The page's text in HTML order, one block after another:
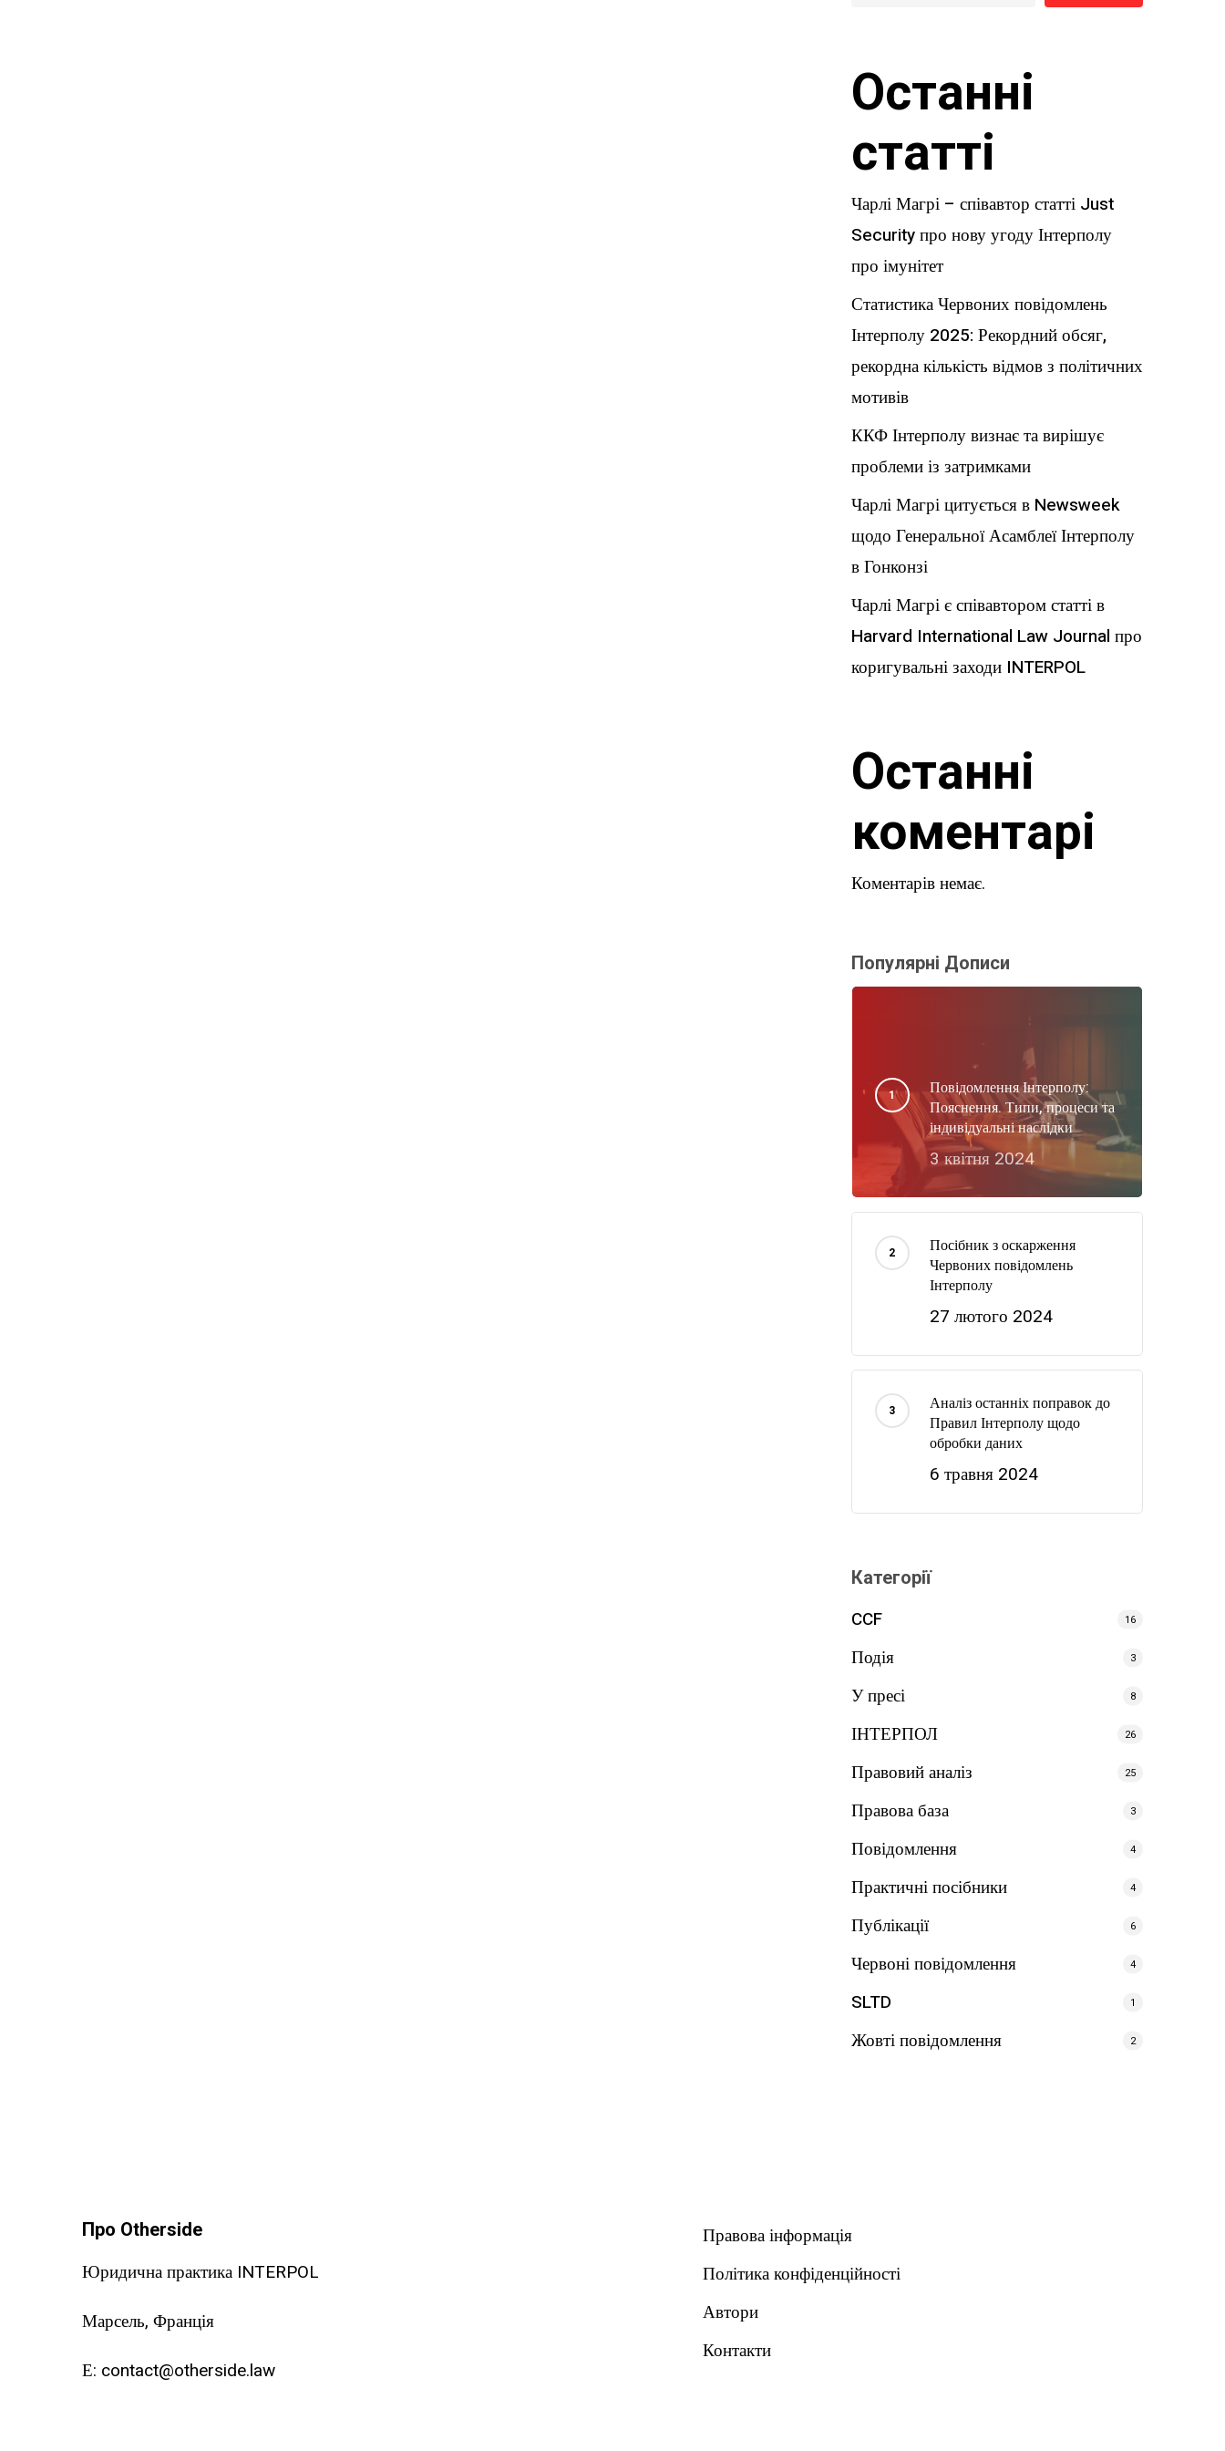
Останні
статті
Чарлі Магрі – співавтор статті Just
Security про нову угоду Інтерполу
про імунітет
Статистика Червоних повідомлень
Інтерполу 2025: Рекордний обсяг,
рекордна кількість відмов з політичних
мотивів
ККФ Інтерполу визнає та вирішує
проблеми із затримками
Чарлі Магрі цитується в Newsweek
щодо Генеральної Асамблеї Інтерполу
в Гонконзі
Чарлі Магрі є співавтором статті в
Harvard International Law Journal про
коригувальні заходи INTERPOL
Останні
коментарі
Коментарів немає.
Популярні Дописи
Повідомлення Інтерполу:
Пояснення. Типи, процеси та
індивідуальні наслідки
3 квітня 2024
Посібник з оскарження
Червоних повідомлень
Інтерполу
27 лютого 2024
Аналіз останніх поправок до
Правил Інтерполу щодо
обробки даних
6 травня 2024
Категорії
CCF 16
Подія 3
У пресі 8
ІНТЕРПОЛ 26
Правовий аналіз 25
Правова база 3
Повідомлення 4
Практичні посібники 4
Публікації 6
Червоні повідомлення 4
SLTD 1
Жовті повідомлення 2
Про Otherside
Юридична практика INTERPOL
Марсель, Франція
Е: contact@otherside.law
Правова інформація
Політика конфіденційності
Автори
Контакти